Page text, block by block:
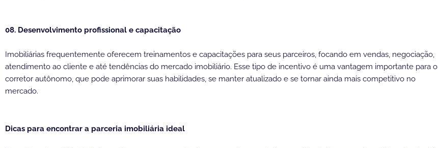
08. Desenvolvimento profissional e capacitação
Imobiliárias frequentemente oferecem treinamentos e capacitações para seus parceiros, focando em vendas, negociação,
atendimento ao cliente e até tendências do mercado imobiliário. Esse tipo de incentivo é uma vantagem importante para o
corretor autônomo, que pode aprimorar suas habilidades, se manter atualizado e se tornar ainda mais competitivo no
mercado.
Dicas para encontrar a parceria imobiliária ideal